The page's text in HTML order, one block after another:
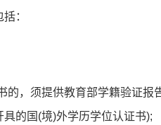
：
，须提供教育部学籍验证报
的国(境)外学历学位认证书);